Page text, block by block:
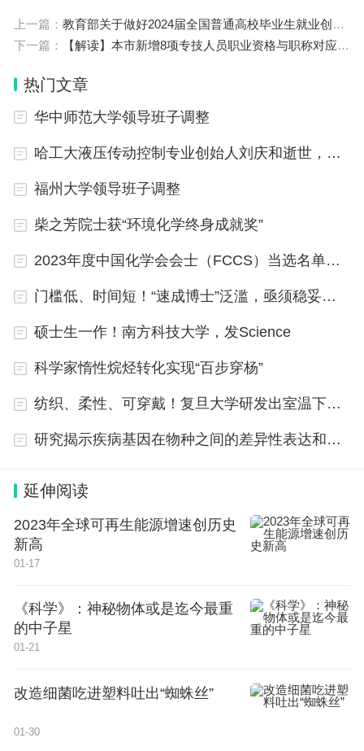
上一篇： 教育部关于做好2024届全国普通高校毕业生就业创业工作的通知（​教就业〔2023〕4号）
下一篇：
【解读】本市新增8项专技人员职业资格与职称对应关系
热门文章
华中师范大学领导班子调整
哈工大液压传动控制专业创始人刘庆和逝世，指导学生至92岁
福州大学领导班子调整
柴之芳院士获“环境化学终身成就奖”
2023年度中国化学会会士（FCCS）当选名单公布
门槛低、时间短！“速成博士”泛滥，亟须稳妥应对
硕士生一作！南方科技大学，发Science
科学家惰性烷烃转化实现“百步穿杨”
纺织、柔性、可穿戴！复旦大学研发出室温下可充钙-氧电池
研究揭示疾病基因在物种之间的差异性表达和功能
延伸阅读
2023年全球可再生能源增速创历史
新高
01-17
《科学》：神秘物体或是迄今最重
的中子星
01-21
改造细菌吃进塑料吐出“蜘蛛丝”
01-30